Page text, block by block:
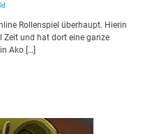
Rollenspiel überhaupt. Hierin
Zeit und hat dort eine ganze
Ako […]